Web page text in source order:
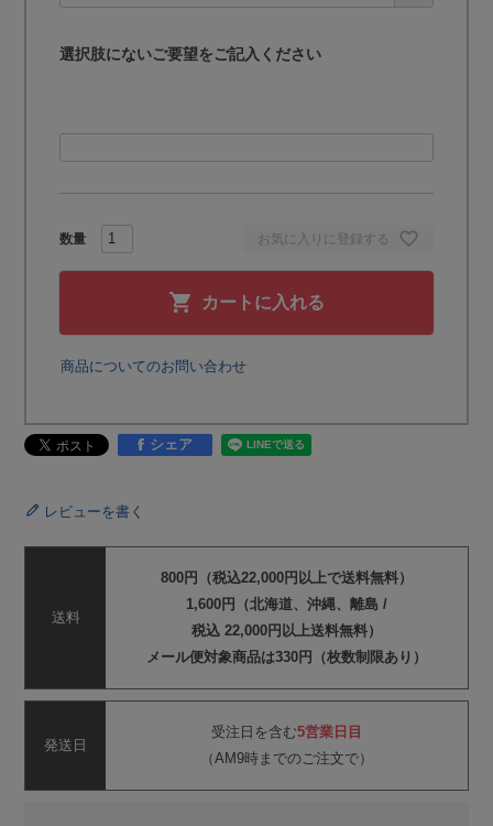
お気に入りに登録する
カートに入れる
)
選択肢にないご要望をご記入ください
商品についてのお問い合わせ
シェア
レビューを書く
送料
800円（税込22,000円以上で送料無料）
1,600円（北海道、沖縄、離島 /
税込 22,000円以上送料無料）
メール便対象商品は330円（枚数制限あり）
発送日
受注日を含む5営業日目
（AM9時までのご注文で）